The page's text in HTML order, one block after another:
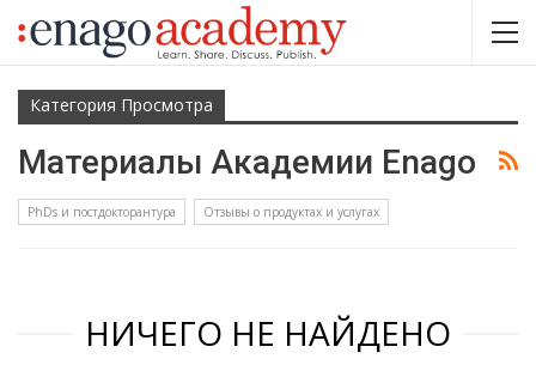
Категория Просмотра
Материалы Академии Enago
PhDs и постдокторантура Отзывы о продуктах и услугах
НИЧЕГО НЕ НАЙДЕНО